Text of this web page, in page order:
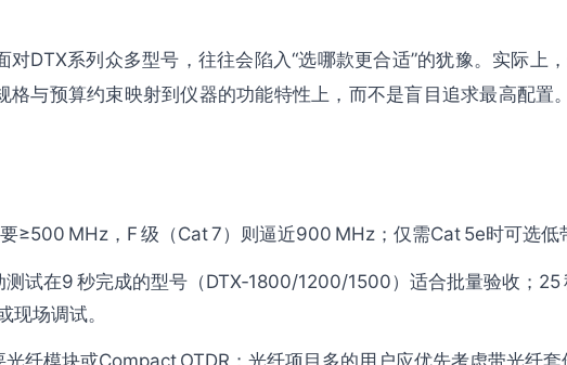
对DTX系列众多型号，往往会陷入“选哪款更合适”的犹豫。实际上
格与预算约束映射到仪器的功能特性上，而不是盲目追求最高配置。
≥500 MHz，F 级（Cat 7）则逼近900 MHz；仅需Cat 5e时可选低
试在9 秒完成的型号（DTX‑1800/1200/1500）适合批量验收；25
现场调试。